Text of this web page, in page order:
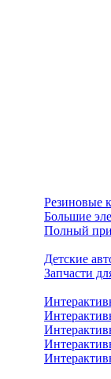
Резиновые
Большие
Полный
Детские
Запчасти